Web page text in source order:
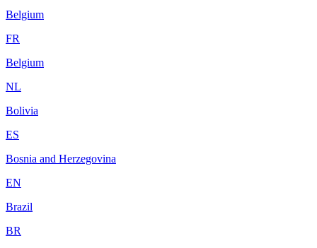
Belgium
FR
Belgium
NL
Bolivia
ES
Bosnia and Herzegovina
EN
Brazil
BR